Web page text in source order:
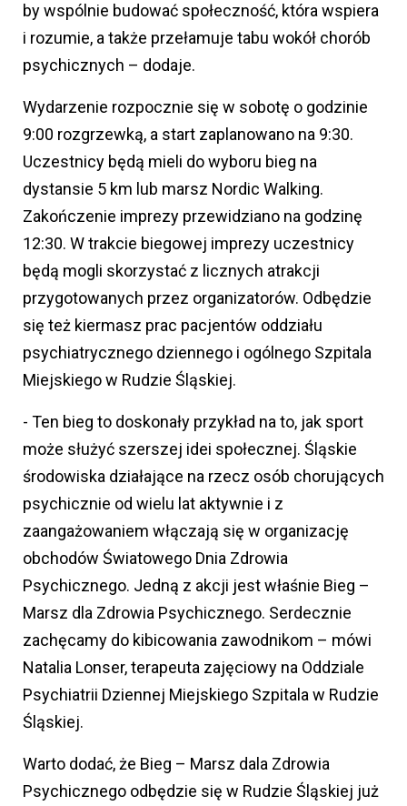
by wspólnie budować społeczność, która wspiera
i rozumie, a także przełamuje tabu wokół chorób
psychicznych – dodaje.
Wydarzenie rozpocznie się w sobotę o godzinie
9:00 rozgrzewką, a start zaplanowano na 9:30.
Uczestnicy będą mieli do wyboru bieg na
dystansie 5 km lub marsz Nordic Walking.
Zakończenie imprezy przewidziano na godzinę
12:30. W trakcie biegowej imprezy uczestnicy
będą mogli skorzystać z licznych atrakcji
przygotowanych przez organizatorów. Odbędzie
się też kiermasz prac pacjentów oddziału
psychiatrycznego dziennego i ogólnego Szpitala
Miejskiego w Rudzie Śląskiej.
- Ten bieg to doskonały przykład na to, jak sport
może służyć szerszej idei społecznej. Śląskie
środowiska działające na rzecz osób chorujących
psychicznie od wielu lat aktywnie i z
zaangażowaniem włączają się w organizację
obchodów Światowego Dnia Zdrowia
Psychicznego. Jedną z akcji jest właśnie Bieg –
Marsz dla Zdrowia Psychicznego. Serdecznie
zachęcamy do kibicowania zawodnikom – mówi
Natalia Lonser, terapeuta zajęciowy na Oddziale
Psychiatrii Dziennej Miejskiego Szpitala w Rudzie
Śląskiej.
Warto dodać, że Bieg – Marsz dala Zdrowia
Psychicznego odbędzie się w Rudzie Śląskiej już